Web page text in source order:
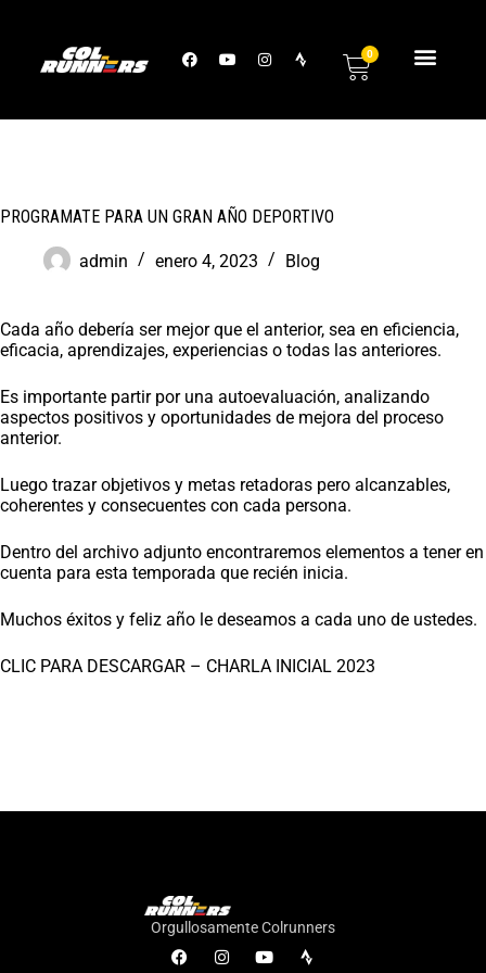
0
PROGRAMATE PARA UN GRAN AÑO DEPORTIVO
admin enero 4, 2023 Blog
Cada año debería ser mejor que el anterior, sea en eficiencia,
eficacia, aprendizajes, experiencias o todas las anteriores.
Es importante partir por una autoevaluación, analizando
aspectos positivos y oportunidades de mejora del proceso
anterior.
Luego trazar objetivos y metas retadoras pero alcanzables,
coherentes y consecuentes con cada persona.
Dentro del archivo adjunto encontraremos elementos a tener en
cuenta para esta temporada que recién inicia.
Muchos éxitos y feliz año le deseamos a cada uno de ustedes.
CLIC PARA DESCARGAR – CHARLA INICIAL 2023
Orgullosamente Colrunners